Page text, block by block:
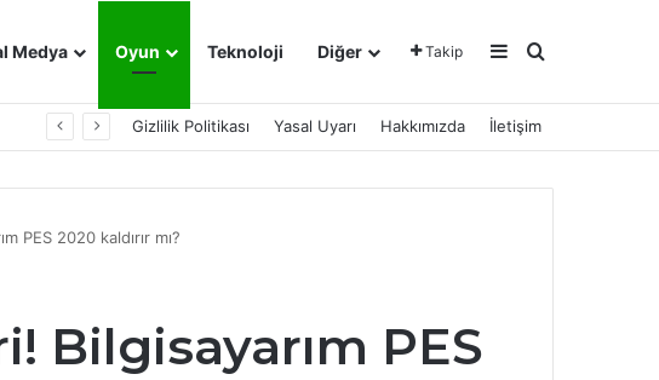
Medya Oyun Teknoloji Diğer Takip Kenar Bölmesi
Arama yap
Gizlilik Politikası Yasal Uyarı Hakkımızda İletişim
PES 2020 kaldırır mı?
Bilgisayarım PES